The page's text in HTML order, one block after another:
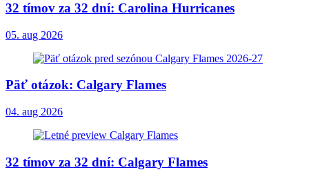
32 tímov za 32 dní: Carolina Hurricanes
05. aug 2026
Päť otázok: Calgary Flames
04. aug 2026
32 tímov za 32 dní: Calgary Flames